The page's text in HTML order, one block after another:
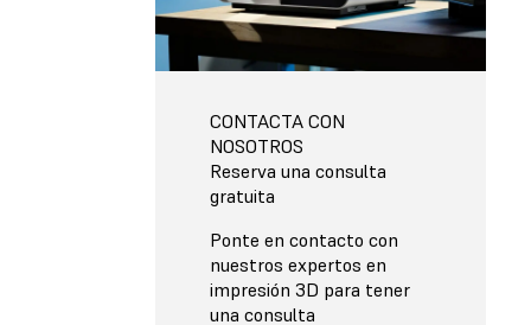
CONTACTA CON
NOSOTROS
Reserva una consulta
gratuita
Ponte en contacto con
nuestros expertos en
impresión 3D para tener
una consulta